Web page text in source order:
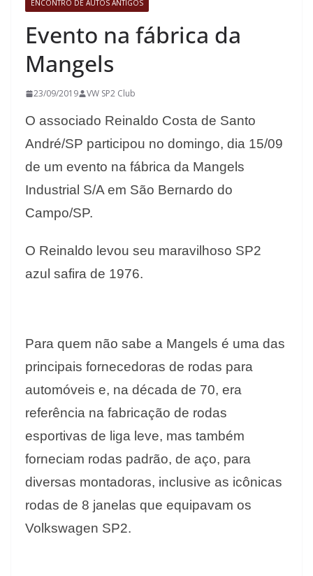
ENCONTRO DE AUTOS ANTIGOS
Evento na fábrica da
Mangels
23/09/2019 VW SP2 Club
O associado Reinaldo Costa de Santo
André/SP participou no domingo, dia 15/09
de um evento na fábrica da Mangels
Industrial S/A em São Bernardo do
Campo/SP.
O Reinaldo levou seu maravilhoso SP2
azul safira de 1976.
Para quem não sabe a Mangels é uma das
principais fornecedoras de rodas para
automóveis e, na década de 70, era
referência na fabricação de rodas
esportivas de liga leve, mas também
forneciam rodas padrão, de aço, para
diversas montadoras, inclusive as icônicas
rodas de 8 janelas que equipavam os
Volkswagen SP2.